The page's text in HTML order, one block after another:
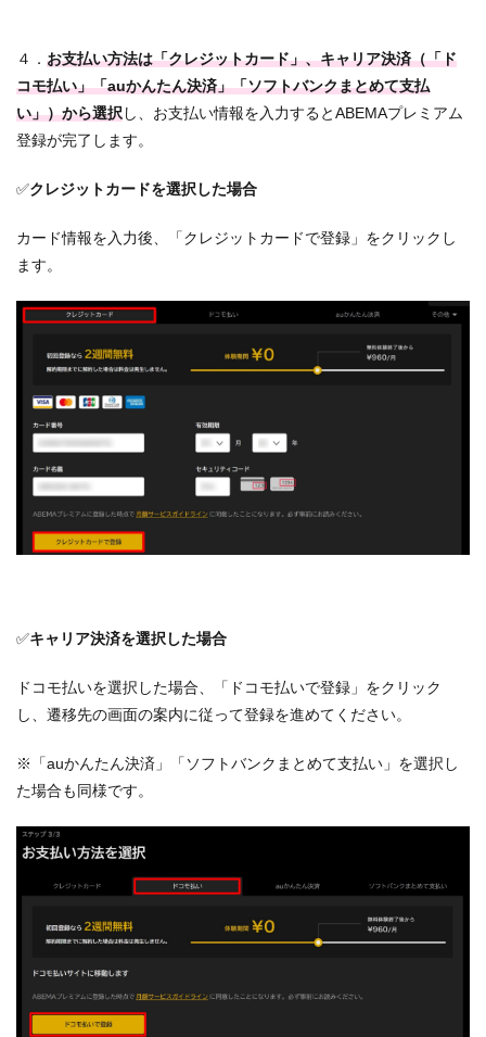
４． お支払い方法は「クレジットカード」、キャリア決済（「ド
コモ払い」「auかんたん決済」「ソフトバンクまとめて支払
い」）から選択し、お支払い情報を入力するとABEMAプレミアム
登録が完了します。
✅クレジットカードを選択した場合
カード情報を入力後、「クレジットカードで登録」をクリックし
ます。
✅キャリア決済を選択した場合
ドコモ払いを選択した場合、「ドコモ払いで登録」をクリック
し、遷移先の画面の案内に従って登録を進めてください。
※「auかんたん決済」「ソフトバンクまとめて支払い」を選択し
た場合も同様です。